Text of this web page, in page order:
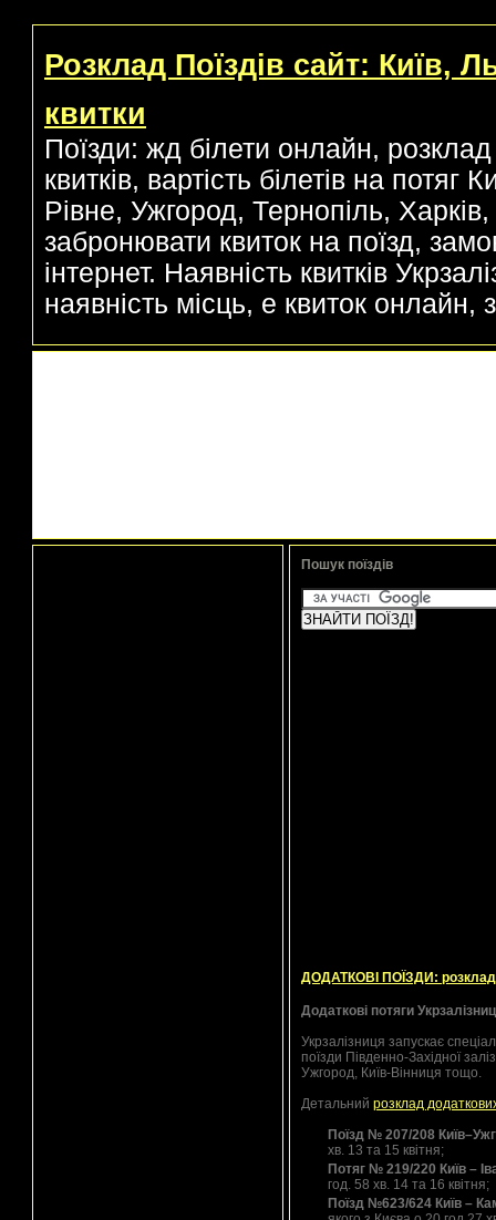
Розклад Поїздів сайт: Київ,
квитки
Поїзди: жд білети онлайн, розклад
квитків, вартість білетів на потяг
Рівне, Ужгород, Тернопіль,
забронювати квиток на поїзд,
інтернет. Наявність квитків
наявність місць, е квиток онлайн,
Пошук поїздів
ДОДАТКОВІ ПОЇЗДИ: розклад
Додаткові потяги
Укрзалізниця запускає
поїзди Південно-Західної
Ужгород, Київ-Вінниця тощо.
Детальний розклад
Поїзд № 207/208
хв. 13 та 15 квітня;
Потяг № 219/220 Київ –
год. 58 хв. 14 та 16 квітня;
Поїзд №623/624 Київ –